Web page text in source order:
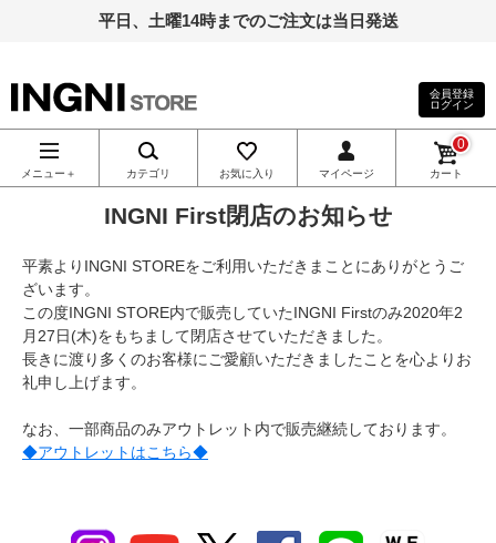
平日、土曜14時までのご注文は当日発送
INGNI（イン
グ）公式通
販｜INGNI
STORE
会員登録
ログイン
メニュー＋ カテゴリ お気に入り マイページ カート
0
INGNI First閉店のお知らせ
平素よりINGNI STOREをご利用いただきまことにありがとうご
ざいます。
この度INGNI STORE内で販売していたINGNI Firstのみ2020年2
月27日(木)をもちまして閉店させていただきました。
長きに渡り多くのお客様にご愛顧いただきましたことを心よりお
礼申し上げます。
なお、一部商品のみアウトレット内で販売継続しております。
◆アウトレットはこちら◆